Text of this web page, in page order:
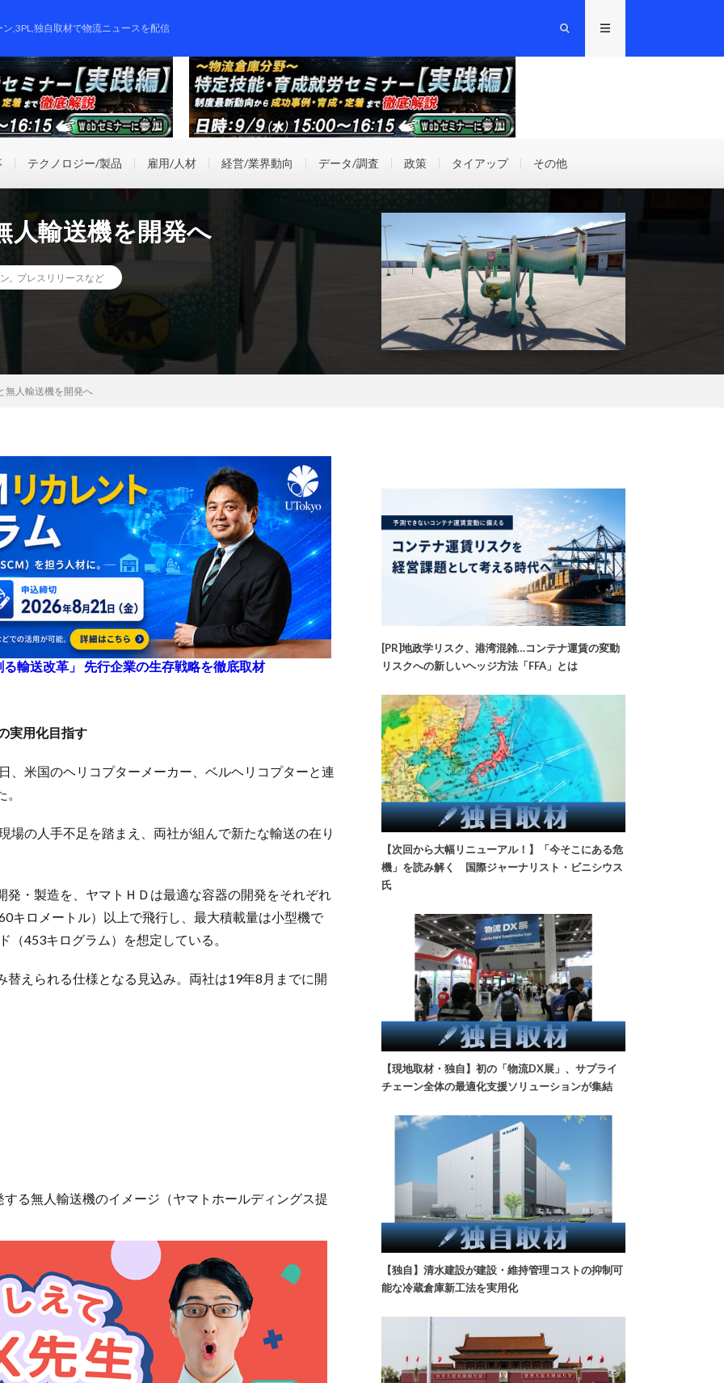
,3PL,独自取材で物流ニュースを配信
テクノロジー/製品 雇用/人材 経営/業界動向 データ/調査 政策 タイアップ その他
人輸送機を開発へ
プレスリリースなど
無人輸送機を開発へ
輸送改革」 先行企業の生存戦略を徹底取材
実用化目指す
米国のヘリコプターメーカー、ベルヘリコプターと連
の人手不足を踏まえ、両社が組んで新たな輸送の在り
・製造を、ヤマトＨＤは最適な容器の開発をそれぞれ
キロメートル）以上で飛行し、最大積載量は小型機で
453キログラム）を想定している。
えられる仕様となる見込み。両社は19年8月までに開
する無人輸送機のイメージ（ヤマトホールディングス提
[PR]地政学リスク、港湾混雑…コンテナ運賃の変動
リスクへの新しいヘッジ方法「FFA」とは
【次回から大幅リニューアル！】「今そこにある危
機」を読み解く 国際ジャーナリスト・ビニシウス
氏
【現地取材・独自】初の「物流DX展」、サプライ
チェーン全体の最適化支援ソリューションが集結
【独自】清水建設が建設・維持管理コストの抑制可
能な冷蔵倉庫新工法を実用化